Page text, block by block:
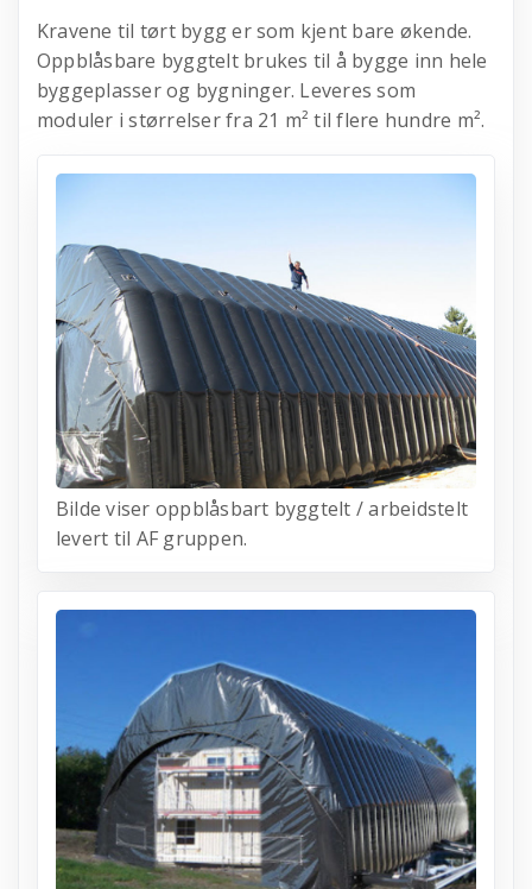
Kravene til tørt bygg er som kjent bare økende.
Oppblåsbare byggtelt brukes til å bygge inn hele
byggeplasser og bygninger. Leveres som
moduler i størrelser fra 21 m² til flere hundre m².
Bilde viser oppblåsbart byggtelt / arbeidstelt
levert til AF gruppen.